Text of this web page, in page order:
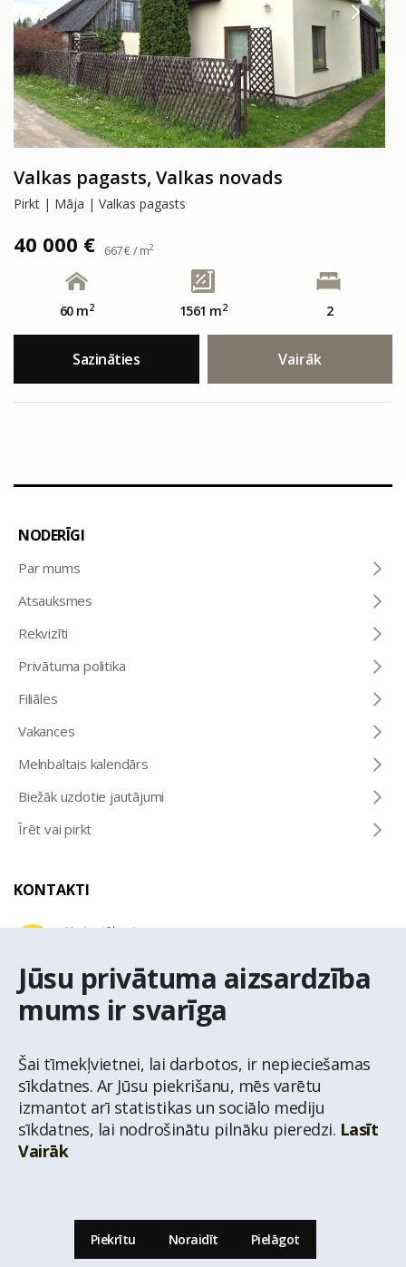
Jūsu privātuma aizsardzība
mums ir svarīga
Šai tīmekļvietnei, lai darbotos, ir nepieciešamas
sīkdatnes. Ar Jūsu piekrišanu, mēs varētu
izmantot arī statistikas un sociālo mediju
sīkdatnes, lai nodrošinātu pilnāku pieredzi. Lasīt
Vairāk
Piekrītu Noraidīt Pielāgot
Valkas pagasts, Valkas novads
Pirkt | Māja | Valkas pagasts
40 000 € 667 € / m2
60 m2 1561 m2 2
Sazināties Vairāk
© Nekustamo īpašumu aģentūra Latio.
NODERĪGI
Par mums
Atsauksmes
Rekvizīti
Privātuma politika
Filiāles
Vakances
Melnbaltais kalendārs
Biežāk uzdotie jautājumi
Īrēt vai pirkt
KONTAKTI
Uzziņu tālrunis
E-pasta adrese
latio@latio.lv